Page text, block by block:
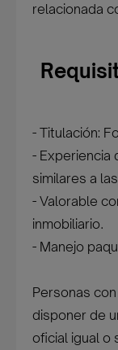
relacionada
- Titulación:
- Experiencia
similares a
- Valorable
inmobiliario.
- Manejo
Personas
disponer de
oficial igual o